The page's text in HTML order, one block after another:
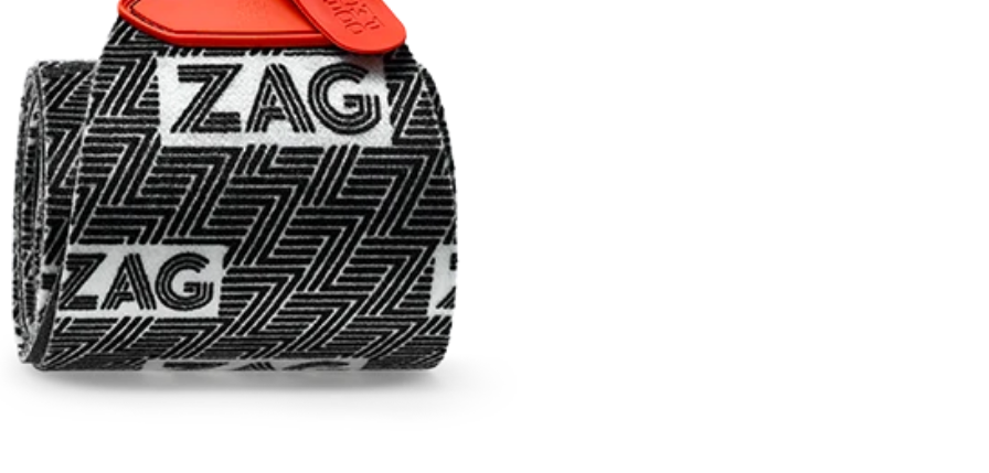
RECHERCHES POPULAIRES
Skis freeride